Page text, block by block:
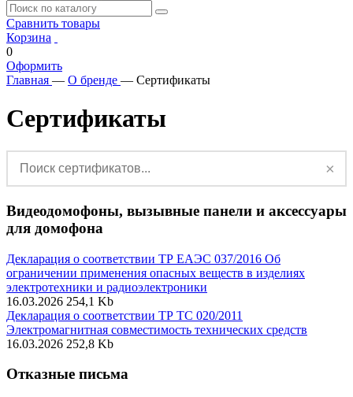
Сравнить товары
Корзина
0
Оформить
Главная — О бренде — Сертификаты
Сертификаты
×
Видеодомофоны, вызывные панели и аксессуары
для домофона
Декларация о соответствии ТР ЕАЭС 037/2016 Об
ограничении применения опасных веществ в изделиях
электротехники и радиоэлектроники
16.03.2026 254,1 Kb
Декларация о соответствии ТР ТС 020/2011
Электромагнитная совместимость технических средств
16.03.2026 252,8 Kb
Отказные письма